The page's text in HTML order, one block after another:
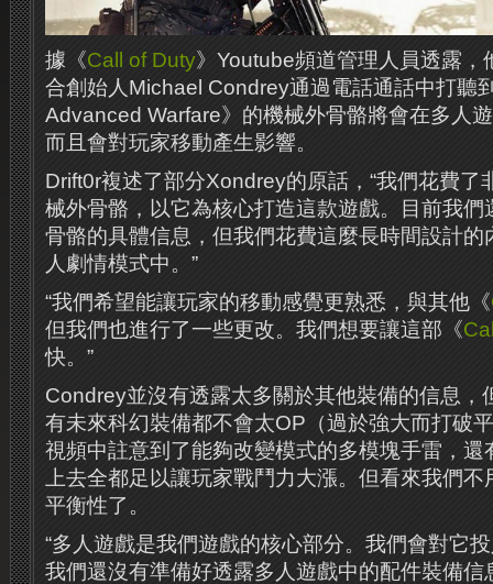
據《Call of Duty》Youtube頻道管理人員透露
合創始人Michael Condrey通過電話通話中打聽
Advanced Warfare》的機械外骨骼將會在多人
而且會對玩家移動產生影響。
Drift0r複述了部分Xondrey的原話，“我們花費了
械外骨骼，以它為核心打造這款遊戲。目前我們
骨骼的具體信息，但我們花費這麼長時間設計的
人劇情模式中。”
“我們希望能讓玩家的移動感覺更熟悉，與其他《
但我們也進行了一些更改。我們想要讓這部《
快。”
Condrey並沒有透露太多關於其他裝備的信息，
有未來科幻裝備都不會太OP（過於強大而打破
視頻中註意到了能夠改變模式的多模塊手雷，還
上去全都足以讓玩家戰鬥力大漲。但看來我們
平衡性了。
“多人遊戲是我們遊戲的核心部分。我們會對它
我們還沒有準備好透露多人遊戲中的配件裝備信